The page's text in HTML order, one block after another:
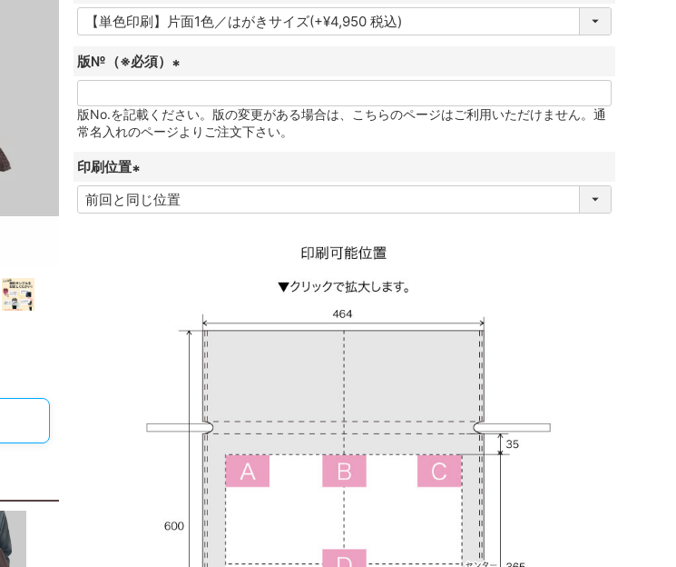
(
必
)
版№（※必須）
必
須
版No.を記載ください。版の変更がある場合は、こちらのページはご利用いただけません。通
常名入れのページよりご注文下さい。
印刷位置
(
必